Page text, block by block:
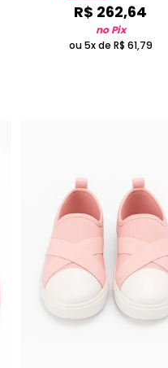
R$ 262,64
no Pix
ou 5x de R$ 61,79